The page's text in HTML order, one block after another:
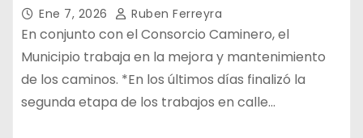
Ene 7, 2026 Ruben Ferreyra
En conjunto con el Consorcio Caminero, el
Municipio trabaja en la mejora y mantenimiento
de los caminos. *En los últimos días finalizó la
segunda etapa de los trabajos en calle…